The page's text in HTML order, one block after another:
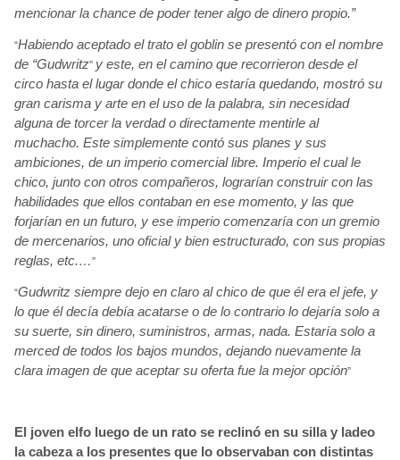
mencionar la chance de poder tener algo de dinero propio.”
“Habiendo aceptado el trato el goblin se presentó con el nombre
de “Gudwritz” y este, en el camino que recorrieron desde el
circo hasta el lugar donde el chico estaría quedando, mostró su
gran carisma y arte en el uso de la palabra, sin necesidad
alguna de torcer la verdad o directamente mentirle al
muchacho. Este simplemente contó sus planes y sus
ambiciones, de un imperio comercial libre. Imperio el cual le
chico, junto con otros compañeros, lograrían construir con las
habilidades que ellos contaban en ese momento, y las que
forjarían en un futuro, y ese imperio comenzaría con un gremio
de mercenarios, uno oficial y bien estructurado, con sus propias
reglas, etc.…”
“Gudwritz siempre dejo en claro al chico de que él era el jefe, y
lo que él decía debía acatarse o de lo contrario lo dejaría solo a
su suerte, sin dinero, suministros, armas, nada. Estaría solo a
merced de todos los bajos mundos, dejando nuevamente la
clara imagen de que aceptar su oferta fue la mejor opción”
El joven elfo luego de un rato se reclinó en su silla y ladeo
la cabeza a los presentes que lo observaban con distintas